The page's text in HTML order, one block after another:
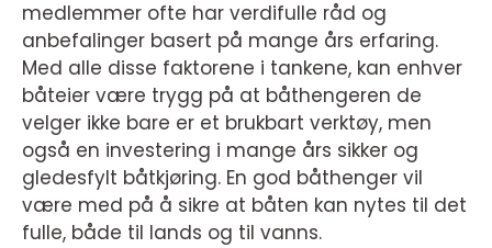
medlemmer ofte har verdifulle råd og
anbefalinger basert på mange års erfaring.
Med alle disse faktorene i tankene, kan enhver
båteier være trygg på at båthengeren de
velger ikke bare er et brukbart verktøy, men
også en investering i mange års sikker og
gledesfylt båtkjøring. En god båthenger vil
være med på å sikre at båten kan nytes til det
fulle, både til lands og til vanns.